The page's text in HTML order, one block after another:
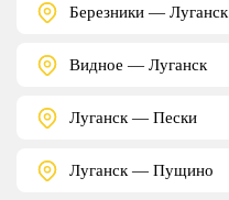
Березники — Луганск
Видное — Луганск
Луганск — Пески
Луганск — Пущино